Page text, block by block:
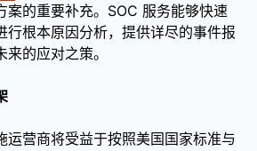
案的重要补充。SOC 服务能够快速
行根本原因分析，提供详尽的事件报
的应对之策。
运营商将受益于按照美国国家标准与